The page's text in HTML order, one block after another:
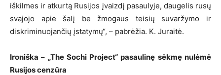
iškilmes ir atkurtą Rusijos įvaizdį pasaulyje, daugelis rusų
svajojo apie šalį be žmogaus teisių suvaržymo ir
diskriminuojančių įstatymų“, – pabrėžia. K. Juraitė.
Ironiška – „The Sochi Project“ pasaulinę sėkmę nulėmė
Rusijos cenzūra